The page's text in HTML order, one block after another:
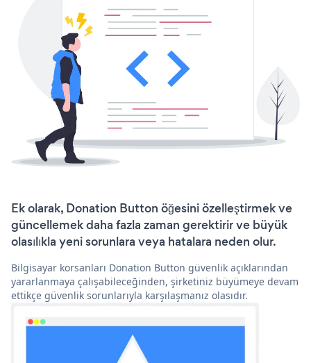
Ek olarak, Donation Button öğesini özelleştirmek ve
güncellemek daha fazla zaman gerektirir ve büyük
olasılıkla yeni sorunlara veya hatalara neden olur.
Bilgisayar korsanları Donation Button güvenlik açıklarından
yararlanmaya çalışabileceğinden, şirketiniz büyümeye devam
ettikçe güvenlik sorunlarıyla karşılaşmanız olasıdır.